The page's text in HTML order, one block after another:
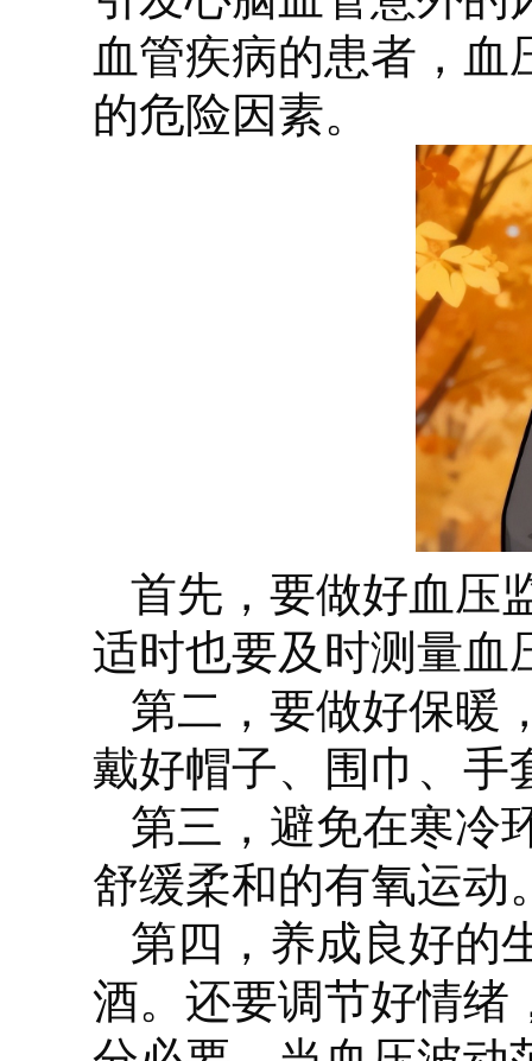
血管疾病的患者，
的危险因素。
首先，要做好血压
适时也要及时测量血
第二，要做好保暖
戴好帽子、围巾、手
第三，避免在寒冷
舒缓柔和的有氧运动
第四，养成良好的
酒。还要调节好情绪